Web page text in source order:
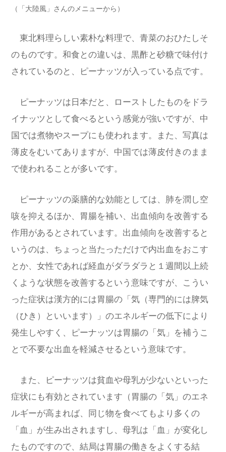
（「大陸風」さんのメニューから）
東北料理らしい素朴な料理で、青菜のおひたしそ
のものです。和食との違いは、黒酢と砂糖で味付け
されているのと、ピーナッツが入っている点です。
ピーナッツは日本だと、ローストしたものをドラ
イナッツとして食べるという感覚が強いですが、中
国では煮物やスープにも使われます。また、写真は
薄皮をむいてありますが、中国では薄皮付きのまま
で使われることが多いです。
ピーナッツの薬膳的な効能としては、肺を潤し空
咳を抑えるほか、胃腸を補い、出血傾向を改善する
作用があるとされています。出血傾向を改善すると
いうのは、ちょっと当たっただけで内出血をおこす
とか、女性であれば経血がダラダラと１週間以上続
くような状態を改善するという意味ですが、こうい
った症状は漢方的には胃腸の「気（専門的には脾気
（ひき）といいます）」のエネルギーの低下により
発生しやすく、ピーナッツは胃腸の「気」を補うこ
とで不要な出血を軽減させるという意味です。
また、ピーナッツは貧血や母乳が少ないといった
症状にも有効とされています（胃腸の「気」のエネ
ルギーが高まれば、同じ物を食べてもより多くの
「血」が生み出されますし、母乳は「血」が変化し
たものですので、結局は胃腸の働きをよくする結